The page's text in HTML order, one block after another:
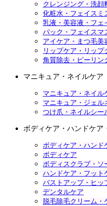
クレンジング・洗顔
化粧水・フェイスミ
乳液・美容液・フェ
パック・フェイスマ
アイケア・まつ毛美
リップケア・リップ
角質除去・ピーリン
マニキュア・ネイルケア
マニキュア・ネイル
マニキュア・ジェル
つけ爪・ネイルシー
ボディケア・ハンドケア
ボディケア・ハンド
ボディケア
ボディスクラブ・ソ
ハンドケア・フット
バストアップ・ヒッ
デンタルケア
脱毛除毛クリーム・